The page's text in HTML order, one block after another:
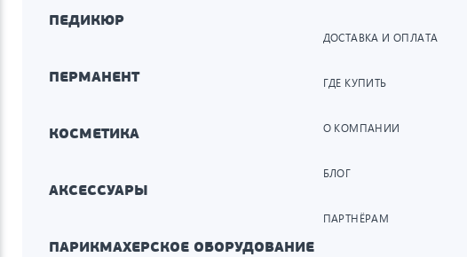
ПЕДИКЮР
ПЕРМАНЕНТ
КОСМЕТИКА
АКСЕССУАРЫ
ПАРИКМАХЕРСКОЕ ОБОРУДОВАНИЕ
ДОСТАВКА И ОПЛАТА
ГДЕ КУПИТЬ
О КОМПАНИИ
БЛОГ
ПАРТНЁРАМ